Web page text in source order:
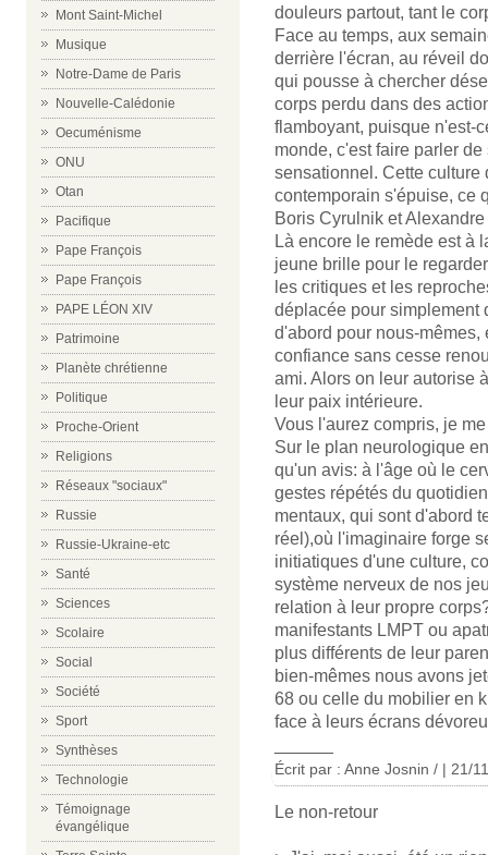
Mont Saint-Michel
Musique
Notre-Dame de Paris
Nouvelle-Calédonie
Oecuménisme
ONU
Otan
Pacifique
Pape François
Pape François
PAPE LÉON XIV
Patrimoine
Planète chrétienne
Politique
Proche-Orient
Religions
Réseaux "sociaux"
Russie
Russie-Ukraine-etc
Santé
Sciences
Scolaire
Social
Société
Sport
Synthèses
Technologie
Témoignage
évangélique
douleurs partout, tant le
Face au temps, aux
derrière l'écran, au réveil
qui pousse à chercher
corps perdu dans des
flamboyant, puisque n'est-
monde, c'est faire parler
sensationnel. Cette culture
contemporain s'épuise, ce
Boris Cyrulnik et
Là encore le remède est à
jeune brille pour le
les critiques et les
déplacée pour simplement
d'abord pour nous-mêmes,
confiance sans cesse
ami. Alors on leur autorise
leur paix intérieure.
Vous l'aurez compris, je
Sur le plan neurologique
qu'un avis: à l'âge où le
gestes répétés du
mentaux, qui sont d'abord
réel),où l'imaginaire forge
initiatiques d'une culture,
système nerveux de nos
relation à leur propre
manifestants LMPT ou
plus différents de leur
bien-mêmes nous avons
68 ou celle du mobilier en
face à leurs écrans
Écrit par : Anne Josnin / | 21/
Le non-retour